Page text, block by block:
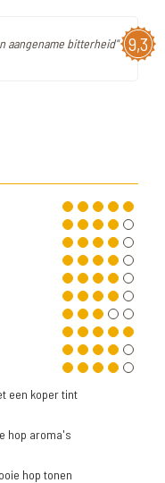
9,3
aangename bitterheid"
een koper tint
hop aroma's
hop tonen